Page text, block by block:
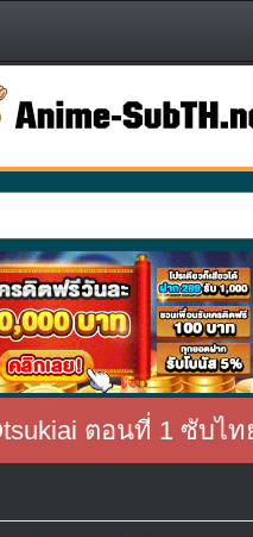
ตอนที่ 1 ซับไท